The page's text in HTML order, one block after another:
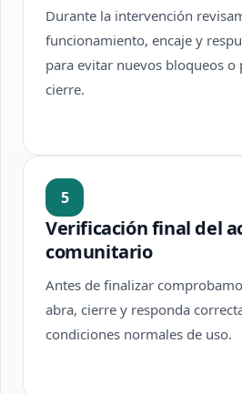
Durante la intervención
funcionamiento, encaje y
para evitar nuevos bloqueos o
cierre.
5
Verificación final del
comunitario
Antes de finalizar
abra, cierre y responda
condiciones normales de uso.